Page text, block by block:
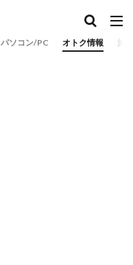
パソコン/PC オトク情報 旅